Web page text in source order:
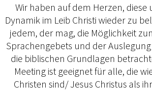
Wir haben auf dem Herzen, diese
Dynamik im Leib Christi wieder zu
jedem, der mag, die Möglichkeit
Sprachengebets und der
die biblischen Grundlagen
Meeting ist geeignet für alle, die
Christen sind/ Jesus Christus als